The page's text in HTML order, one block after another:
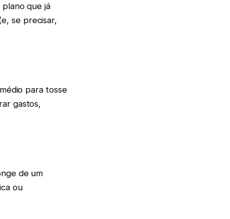
plano que já
se precisar,
para tosse
gastos,
de um
ou